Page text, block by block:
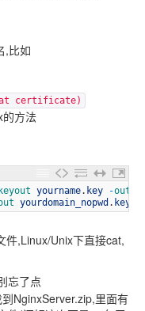
,比如
certificate)
方法
keyout yourname. key -out
yourdomain_nopwd . key
件,Linux/Unix下直接cat,
忘了点
NginxServer.zip,里面有